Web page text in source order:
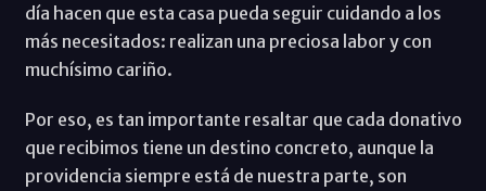
día hacen que esta casa pueda seguir cuidando a los
más necesitados: realizan una preciosa labor y con
muchísimo cariño.
Por eso, es tan importante resaltar que cada donativo
que recibimos tiene un destino concreto, aunque la
providencia siempre está de nuestra parte, son